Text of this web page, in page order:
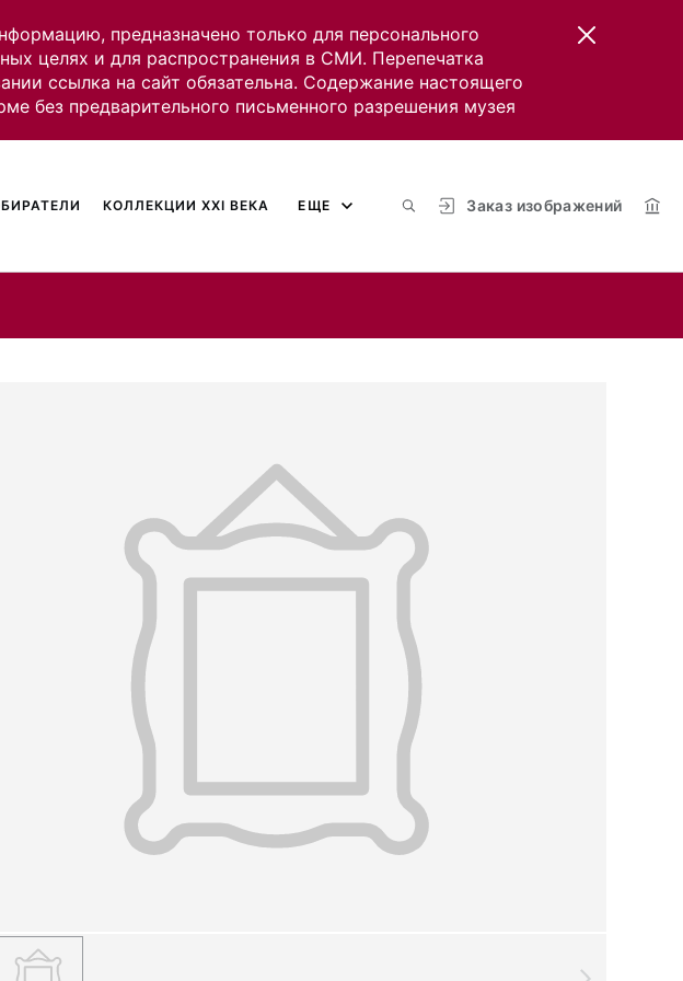
предназначено только для персонального
целях и для распространения в СМИ. Перепечатка
ссылка на сайт обязательна. Содержание настоящего
без предварительного письменного разрешения музея
Заказ изображений
КОЛЛЕКЦИИ XXI ВЕКА ЕЩЕ